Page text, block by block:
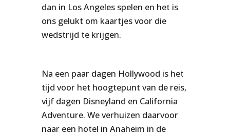
dan in Los Angeles spelen en het is
ons gelukt om kaartjes voor die
wedstrijd te krijgen.
Na een paar dagen Hollywood is het
tijd voor het hoogtepunt van de reis,
vijf dagen Disneyland en California
Adventure. We verhuizen daarvoor
naar een hotel in Anaheim in de